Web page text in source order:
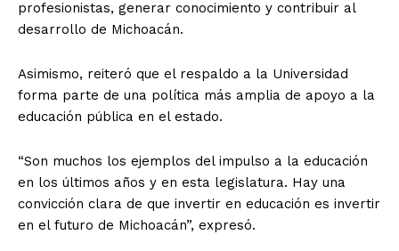
profesionistas, generar conocimiento y contribuir al
desarrollo de Michoacán.
Asimismo, reiteró que el respaldo a la Universidad
forma parte de una política más amplia de apoyo a la
educación pública en el estado.
“Son muchos los ejemplos del impulso a la educación
en los últimos años y en esta legislatura. Hay una
convicción clara de que invertir en educación es invertir
en el futuro de Michoacán”, expresó.